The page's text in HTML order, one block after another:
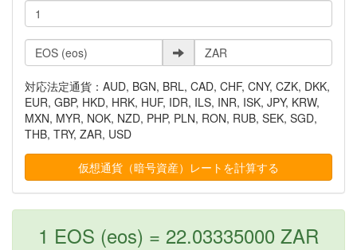
対応法定通貨：AUD, BGN, BRL, CAD, CHF, CNY, CZK, DKK,
EUR, GBP, HKD, HRK, HUF, IDR, ILS, INR, ISK, JPY, KRW,
MXN, MYR, NOK, NZD, PHP, PLN, RON, RUB, SEK, SGD,
THB, TRY, ZAR, USD
1 EOS (eos) = 22.03335000 ZAR